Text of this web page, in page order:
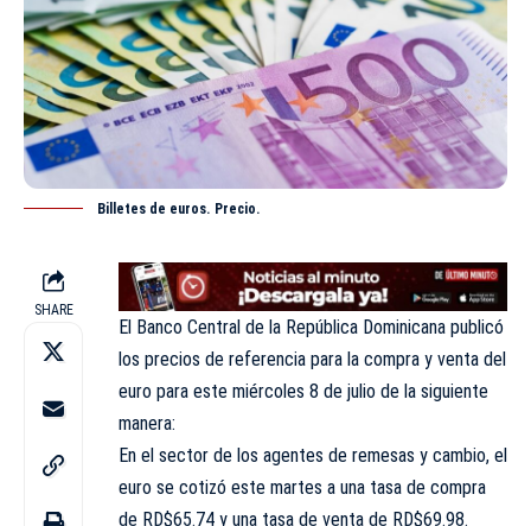
Billetes de euros. Precio.
SHARE
El Banco Central de la República Dominicana publicó
los precios de referencia para la compra y venta del
euro para este miércoles 8 de julio de la siguiente
manera:
En el sector de los agentes de remesas y cambio, el
euro se cotizó este martes a una tasa de compra
de RD$65.74 y una tasa de venta de RD$69.98.